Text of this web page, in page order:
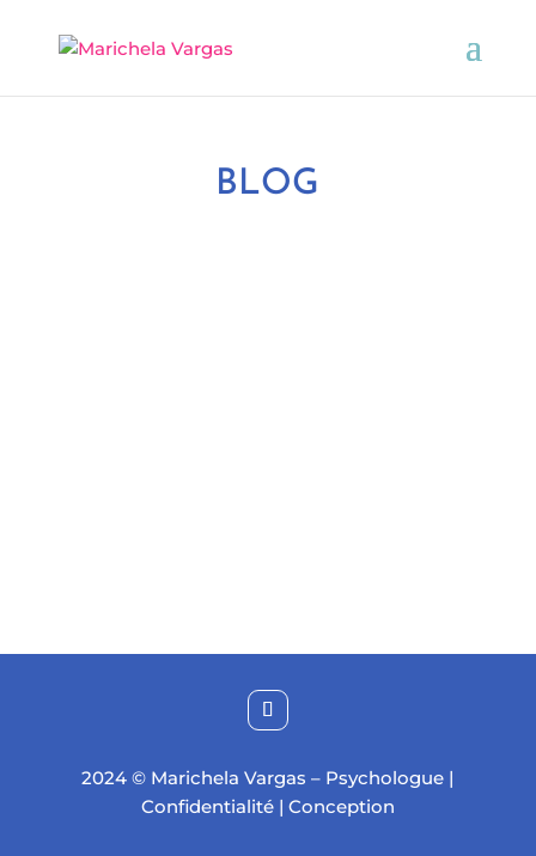
BLOG
2024 © Marichela Vargas – Psychologue |
Confidentialité| Conception